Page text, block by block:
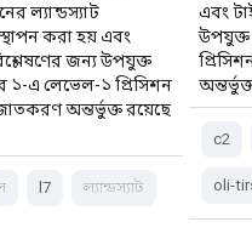
ল্যান্ডস্যাট
করা হয় এবং
জন্য উপযুক্ত
১-এ লেভেল-১ প্রিসিশন
অন্তর্ভুক্ত রয়েছে
l7 ল্যান্ডস্যাট
এবং
উপযুক্ত
c2
oli-